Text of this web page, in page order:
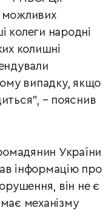
можливих
колеги народні
колишні
випадку, якщо
– пояснив
України
інформацію про
він не є
механізму